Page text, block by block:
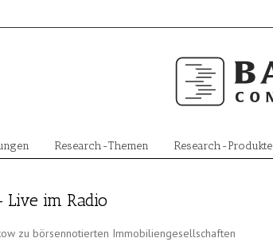
Research-Themen Research-Produkte
im Radio
zu börsennotierten Immobiliengesellschaften